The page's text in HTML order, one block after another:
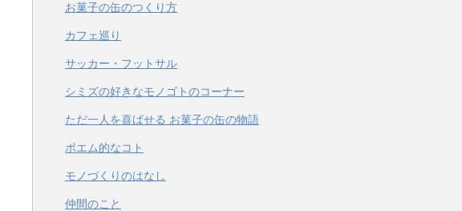
お菓子の缶のつくり方
カフェ巡り
サッカー・フットサル
シミズの好きなモノゴトのコーナー
ただ一人を喜ばせる お菓子の缶の物語
ポエム的なコト
モノづくりのはなし
仲間のこと